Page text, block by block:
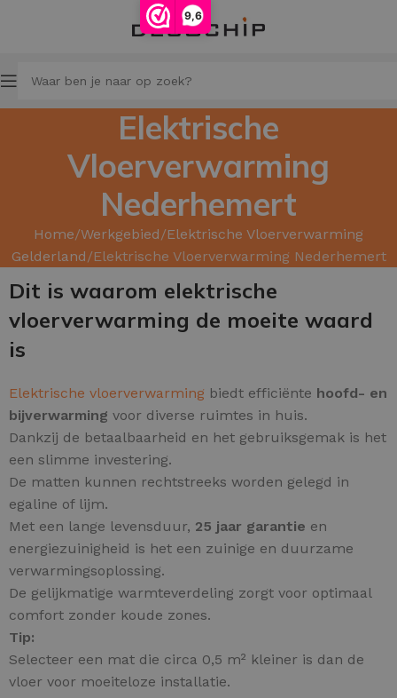
9,6
Elektrische
Vloerverwarming
Nederhemert
Home Werkgebied Elektrische Vloerverwarming
Gelderland Elektrische Vloerverwarming Nederhemert
Dit is waarom elektrische
vloerverwarming de moeite waard
is
Elektrische vloerverwarming biedt efficiënte hoofd- en
bijverwarming voor diverse ruimtes in huis.
Dankzij de betaalbaarheid en het gebruiksgemak is het
een slimme investering.
De matten kunnen rechtstreeks worden gelegd in
egaline of lijm.
Met een lange levensduur, 25 jaar garantie en
energiezuinigheid is het een zuinige en duurzame
verwarmingsoplossing.
De gelijkmatige warmteverdeling zorgt voor optimaal
comfort zonder koude zones.
Tip:
Selecteer een mat die circa 0,5 m² kleiner is dan de
vloer voor moeiteloze installatie.